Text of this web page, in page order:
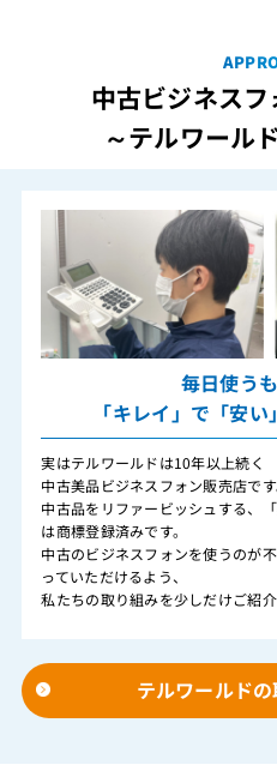
中古ビジネス
～テルワール
毎日使う
「キレイ」で「安い
実はテルワールドは10年以上続く
中古美品ビジネスフォン販売店です
中古品をリファービッシュする、
は商標登録済みです。
中古のビジネスフォンを使うのが
っていただけるよう、
私たちの取り組みを少しだけご紹介
テルワールド